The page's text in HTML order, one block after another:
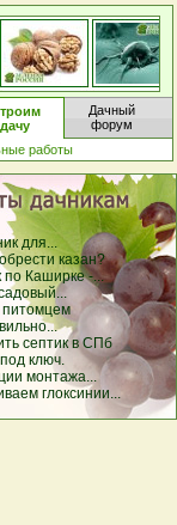
дачу
Дачный
форум
работы
для...
казан?
по Каширке -...
питомцем
септик в СПб
ключ.
монтажа...
глоксинии...